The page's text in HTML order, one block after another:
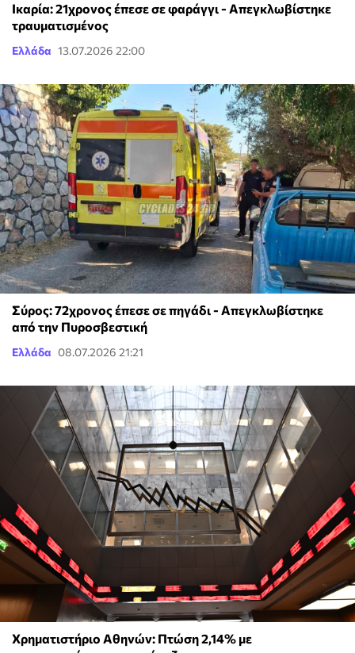
Ικαρία: 21χρονος έπεσε σε φαράγγι - Απεγκλωβίστηκε
τραυματισμένος
Ελλάδα 13.07.2026 22:00
Σύρος: 72χρονος έπεσε σε πηγάδι - Απεγκλωβίστηκε
από την Πυροσβεστική
Ελλάδα 08.07.2026 21:21
Χρηματιστήριο Αθηνών: Πτώση 2,14% με